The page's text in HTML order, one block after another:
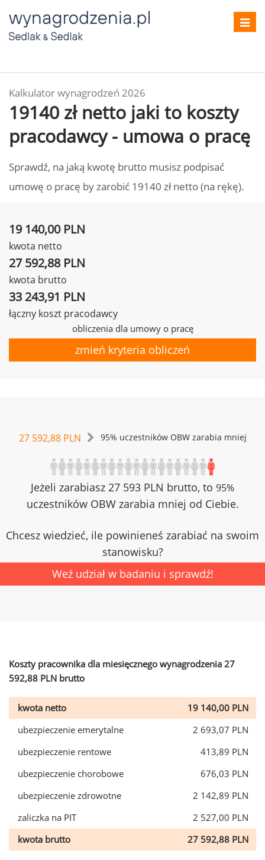
Kalkulator wynagrodzeń 2026
19140 zł netto jaki to koszty
pracodawcy - umowa o pracę
Sprawdź, na jaką kwotę brutto musisz podpisać
umowę o pracę by zarobić 19140 zł netto (na rękę).
19 140,00 PLN
kwota netto
27 592,88 PLN
kwota brutto
33 243,91 PLN
łączny koszt pracodawcy
obliczenia dla umowy o pracę
zmień kryteria obliczeń
27 592,88 PLN 95% uczestników OBW zarabia mniej
Jeżeli zarabiasz 27 593 PLN brutto, to 95%
uczestników OBW zarabia mniej od Ciebie.
Chcesz wiedzieć, ile powinieneś zarabiać na swoim
stanowisku?
Weź udział w badaniu i sprawdź!
Koszty pracownika dla miesięcznego wynagrodzenia 27
592,88 PLN brutto
kwota netto
19 140,00 PLN
ubezpieczenie emerytalne
2 693,07 PLN
ubezpieczenie rentowe
413,89 PLN
ubezpieczenie chorobowe
676,03 PLN
ubezpieczenie zdrowotne
2 142,89 PLN
zaliczka na PIT
2 527,00 PLN
kwota brutto
27 592,88 PLN